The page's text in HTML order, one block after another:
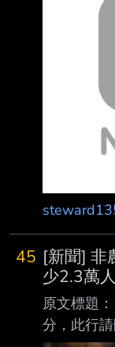
賣出 現金
單位)
1,150 19
45 [新聞] 非
少2.3萬人
原文標題
分，此行